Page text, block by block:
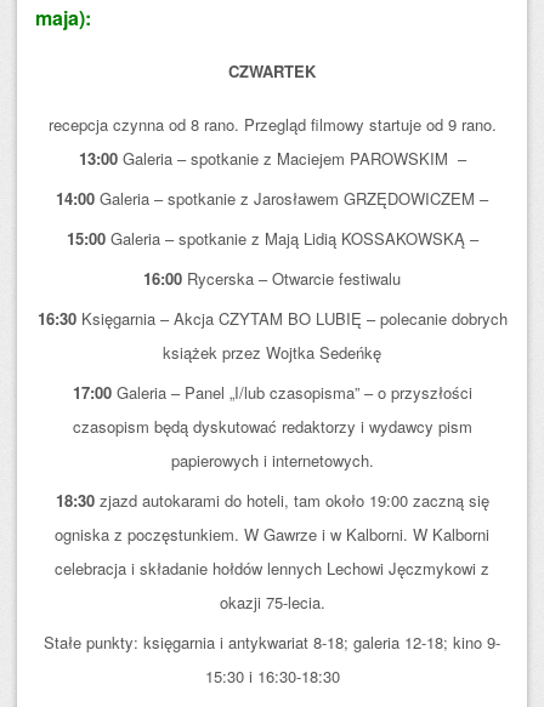
maja):
CZWARTEK
recepcja czynna od 8 rano. Przegląd filmowy startuje od 9 rano.
13:00 Galeria – spotkanie z Maciejem PAROWSKIM –
14:00 Galeria – spotkanie z Jarosławem GRZĘDOWICZEM –
15:00Galeria – spotkanie z Mają Lidią KOSSAKOWSKĄ –
16:00 Rycerska – Otwarcie festiwalu
16:30Księgarnia – Akcja CZYTAM BO LUBIĘ – polecanie dobrych
książek przez Wojtka Sedeńkę
17:00Galeria – Panel „I/lub czasopisma” – o przyszłości
czasopism będą dyskutować redaktorzy i wydawcy pism
papierowych i internetowych.
18:30zjazd autokarami do hoteli, tam około 19:00 zaczną się
ogniska z poczęstunkiem. W Gawrze i w Kalborni. W Kalborni
celebracja i składanie hołdów lennych Lechowi Jęczmykowi z
okazji 75-lecia.
Stałe punkty: księgarnia i antykwariat 8-18; galeria 12-18; kino 9-
15:30 i 16:30-18:30